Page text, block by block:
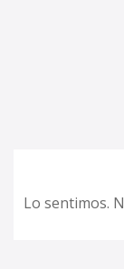
Lo sentimos.